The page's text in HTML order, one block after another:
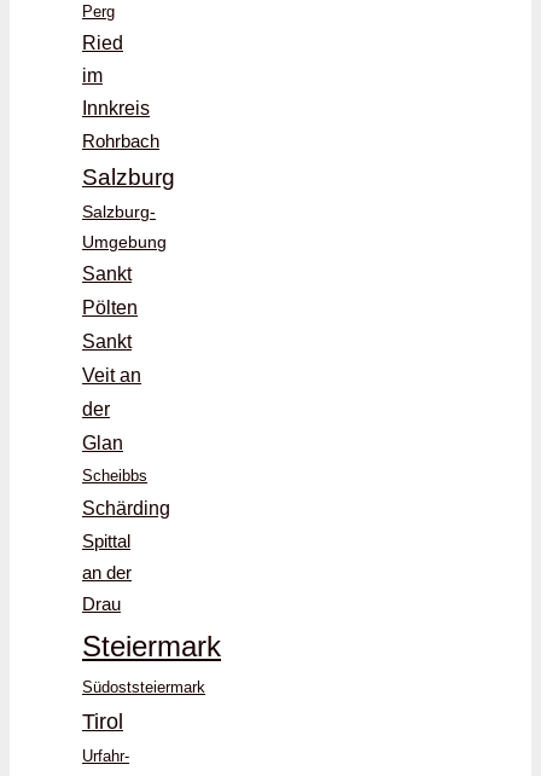
Perg
Ried
im
Innkreis
Rohrbach
Salzburg
Salzburg-
Umgebung
Sankt
Pölten
Sankt
Veit an
der
Glan
Scheibbs
Schärding
Spittal
an der
Drau
Steiermark
Südoststeiermark
Tirol
Urfahr-